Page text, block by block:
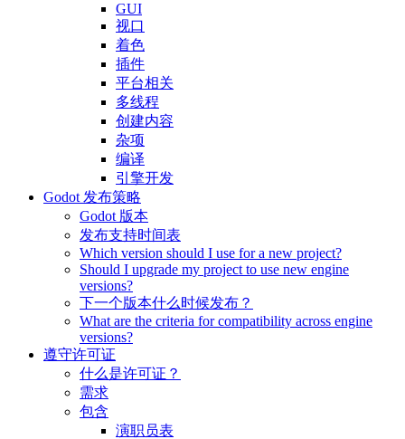
GUI
视口
着色
插件
平台相关
多线程
创建内容
杂项
编译
引擎开发
Godot 发布策略
Godot 版本
发布支持时间表
Which version should I use for a new project?
Should I upgrade my project to use new engine
versions?
下一个版本什么时候发布？
What are the criteria for compatibility across engine
versions?
遵守许可证
什么是许可证？
需求
包含
演职员表